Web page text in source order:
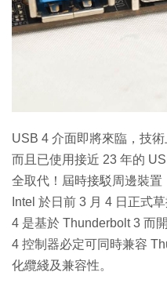
USB 4 介面即將來臨，技
而且已使用接近 23 年的
全取代！屆時接駁周邊裝置
Intel 於日前 3 月 4 日正式
4 是基於 Thunderbolt 3 而
4 控制器必定可同時兼容
化纜綫及兼容性。